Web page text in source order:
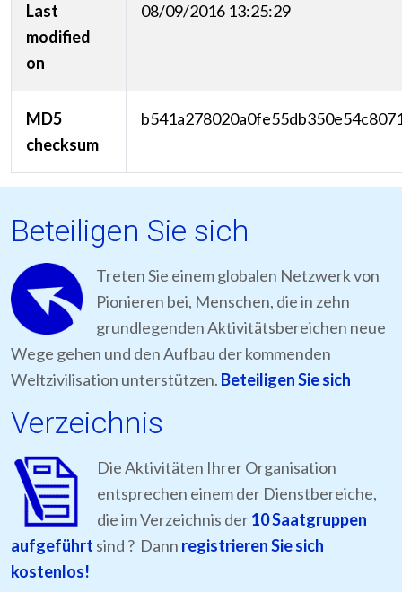
Last
modified
on
08/09/2016 13:25:29
MD5
checksum
Beteiligen Sie sich
Treten Sie einem globalen Netzwerk von
Pionieren bei, Menschen, die in zehn
grundlegenden Aktivitätsbereichen neue
Wege gehen und den Aufbau der kommenden
Weltzivilisation unterstützen. Beteiligen Sie sich
Verzeichnis
Die Aktivitäten Ihrer Organisation
entsprechen einem der Dienstbereiche,
die im Verzeichnis der10 Saatgruppen
aufgeführt sind ? Dann registrieren Sie sich
kostenlos!